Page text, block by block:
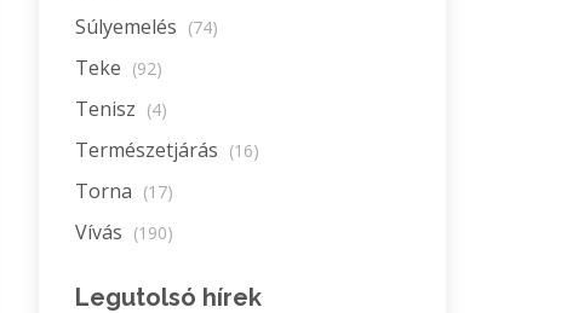
Súlyemelés (74)
Teke (92)
Tenisz (4)
Természetjárás (16)
Torna (17)
Vívás (190)
Legutolsó hírek